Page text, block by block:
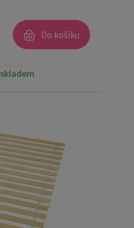
Do košíku
skladem